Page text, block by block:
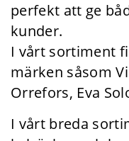
perfekt att ge
kunder.
I vårt sortiment
märken såsom
Orrefors, Eva
I vårt breda